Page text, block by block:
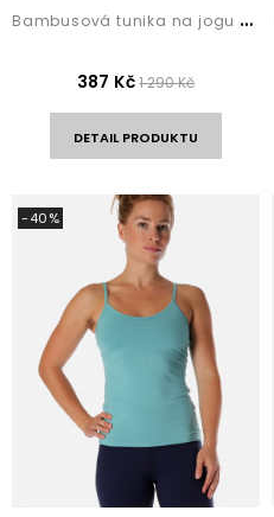
B
ambusová tunika na jogu Nira Light Blue
387 Kč 1 290 Kč
DETAIL PRODUKTU
-40%